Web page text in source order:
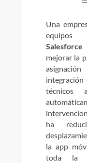
Una
equipos
mejorar la
integración
técnicos
ha
la app
toda la